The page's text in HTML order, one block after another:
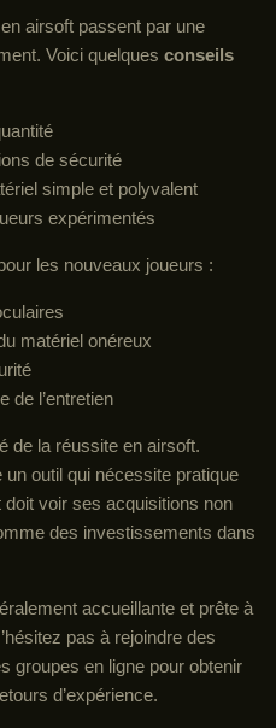
airsoft passent par une
Voici quelques conseils
de sécurité
simple et polyvalent
expérimentés
les nouveaux joueurs :
matériel onéreux
de l’entretien
de la réussite en airsoft.
outil qui nécessite pratique
voir ses acquisitions non
des investissements dans
accueillante et prête à
pas à rejoindre des
groupes en ligne pour obtenir
d’expérience.